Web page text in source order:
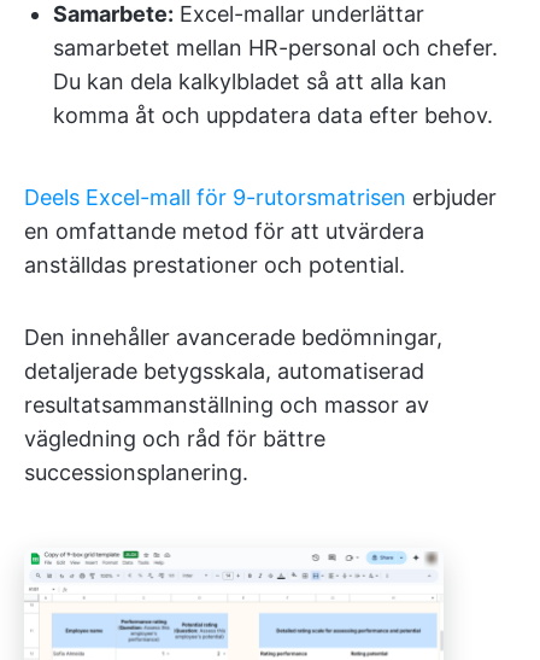
Samarbete: Excel-mallar underlättar
samarbetet mellan HR-personal och chefer.
Du kan dela kalkylbladet så att alla kan
komma åt och uppdatera data efter behov.
Deels Excel-mall för 9-rutorsmatrisen erbjuder
en omfattande metod för att utvärdera
anställdas prestationer och potential.
Den innehåller avancerade bedömningar,
detaljerade betygsskala, automatiserad
resultatsammanställning och massor av
vägledning och råd för bättre
successionsplanering.